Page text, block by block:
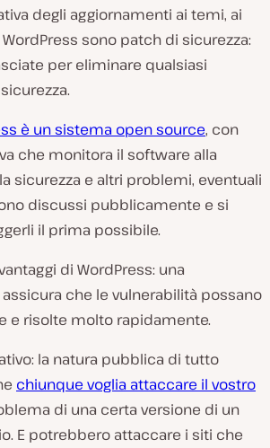
degli aggiornamenti ai temi, ai
sono patch di sicurezza:
per eliminare qualsiasi
è un sistema open source, con
che monitora il software alla
sicurezza e altri problemi, eventuali
discussi pubblicamente e si
il prima possibile.
di WordPress: una
assicura che le vulnerabilità possano
e risolte molto rapidamente.
la natura pubblica di tutto
chiunque voglia attaccare il vostro
di una certa versione di un
E potrebbero attaccare i siti che